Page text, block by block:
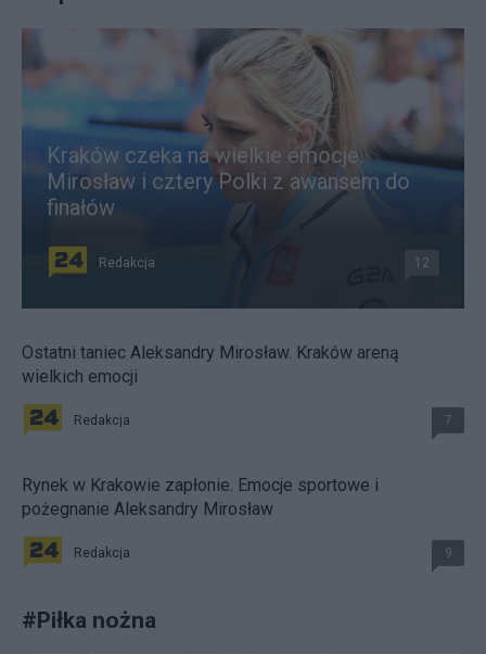
Kraków czeka na wielkie emocje.
Mirosław i cztery Polki z awansem do
finałów
Redakcja 12
Ostatni taniec Aleksandry Mirosław. Kraków areną
wielkich emocji
Redakcja 7
Rynek w Krakowie zapłonie. Emocje sportowe i
pożegnanie Aleksandry Mirosław
Redakcja 9
#Piłka nożna